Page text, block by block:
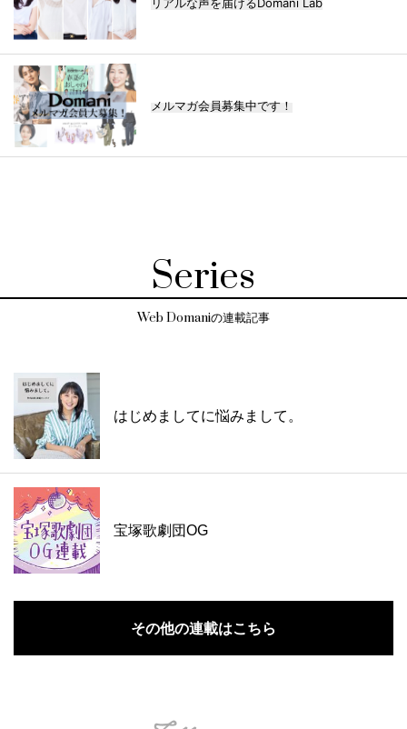
メルマガ会員募集中です！
Series
Web Domaniの連載記事
はじめましてに悩みまして。
宝塚歌劇団OG
その他の連載はこちら